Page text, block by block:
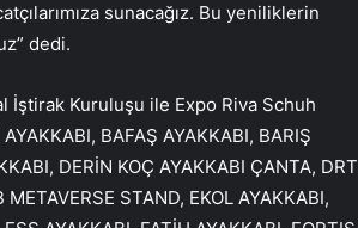
sunacağız. Bu yeniliklerin
dedi.
İştirak Kuruluşu ile Expo Riva Schuh
BAFAŞ AYAKKABI, BARIŞ
DERİN KOÇ AYAKKABI ÇANTA, DRT
STAND, EKOL AYAKKABI,